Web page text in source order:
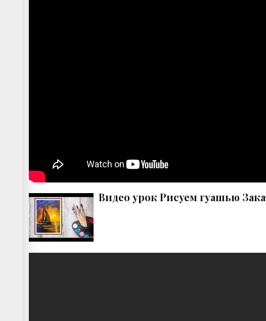
Видео урок Рисуем гуашью